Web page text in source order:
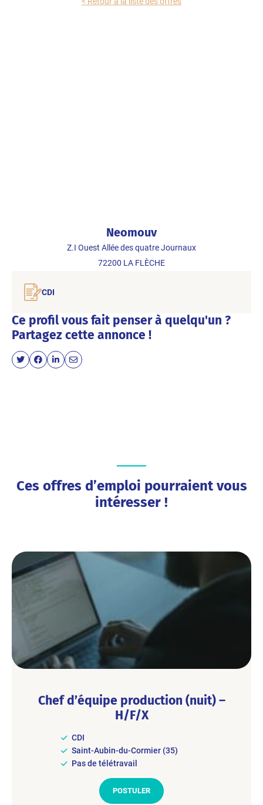
Neomouv
Z.I Ouest Allée des quatre Journaux
72200 LA FLÈCHE
CDI
Ce profil vous fait penser à quelqu'un ?
Partagez cette annonce !
Ces offres d’emploi pourraient vous
intéresser !
Chef d’équipe production (nuit) –
H/F/X
CDI
Saint-Aubin-du-Cormier (35)
Pas de télétravail
POSTULER